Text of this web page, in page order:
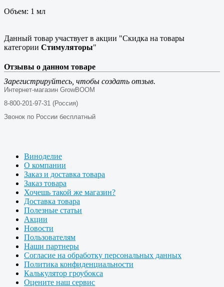
Объем: 1 мл
Данный товар участвует в акции "Скидка на товары
категории Стимуляторы"
Отзывы о данном товаре
Зарегистрируйтесь, чтобы создать отзыв.
Интернет-магазин GrowBOOM
8-800-201-97-31 (Россия)
Звонок по России бесплатный
Виноделие
О компании
Заказ и доставка товара
Заказ товара
Хочешь такой же магазин?
Доставка товара
Полезные статьи
Акции
Новости
Пользователям
Наши партнеры
Согласие на обработку персональных данных
Политика конфиденциальности
Калькулятор гроубокса
Оцените наш сервис